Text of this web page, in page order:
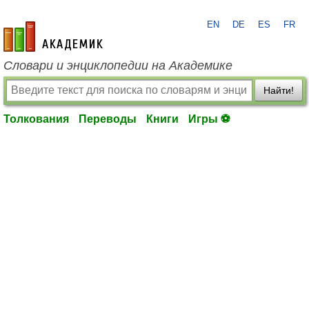
academic.ru
EN DE ES FR
Словари и энциклопедии на Академике
Найти!
Толкования Переводы Книги Игры ⚽